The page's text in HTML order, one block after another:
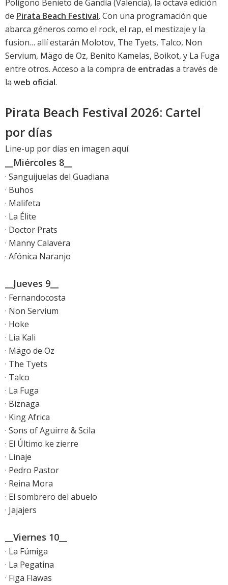
Polígono Benieto de Gandía (Valencia), la octava edición
de Pirata Beach Festival. Con una programación que
abarca géneros como el rock, el rap, el mestizaje y la
fusion… allí estarán Molotov, The Tyets, Talco, Non
Servium, Mägo de Oz, Benito Kamelas, Boikot, y La Fuga
entre otros. Acceso a la compra de entradas a través de
la web oficial.
Pirata Beach Festival 2026: Cartel
por días
Line-up por días en imagen aquí.
__Miércoles 8__
· Sanguijuelas del Guadiana
· Buhos
· Malifeta
· La Élite
· Doctor Prats
· Manny Calavera
· Afónica Naranjo
__Jueves 9__
· Fernandocosta
· Non Servium
· Hoke
· Lia Kali
· Mägo de Oz
· The Tyets
· Talco
· La Fuga
· Biznaga
· King Africa
· Sons of Aguirre & Scila
· El Último ke zierre
· Linaje
· Pedro Pastor
· Reina Mora
· El sombrero del abuelo
· Jajajers
__Viernes 10__
· La Fúmiga
· La Pegatina
· Figa Flawas